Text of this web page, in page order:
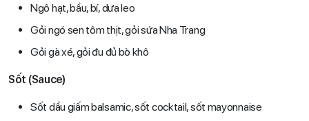
Ngô hạt, bầu, bí, dưa leo
Gỏi ngó sen tôm thịt, gỏi sứa Nha Trang
Gỏi gà xé, gỏi đu đủ bò khô
Sốt (Sauce)
Sốt dầu giấm balsamic, sốt cocktail, sốt mayonnaise